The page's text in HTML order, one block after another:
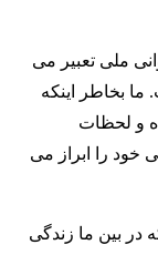
ملی تعبیر می
بخاطر اینکه
و لحظات
خود را ابراز می
در بین ما زندگی